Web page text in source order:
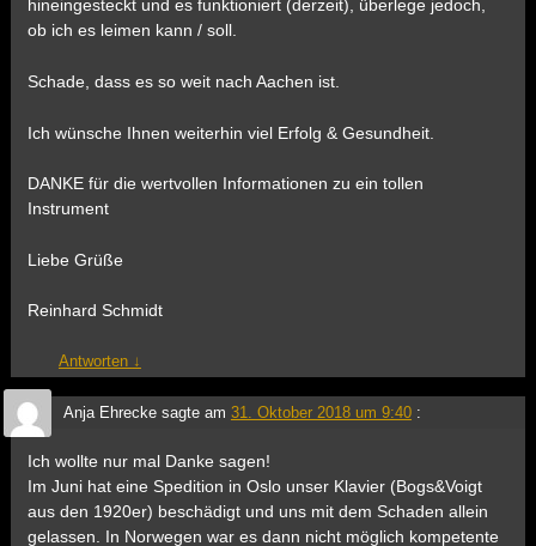
hineingesteckt und es funktioniert (derzeit), überlege jedoch,
ob ich es leimen kann / soll.
Schade, dass es so weit nach Aachen ist.
Ich wünsche Ihnen weiterhin viel Erfolg & Gesundheit.
DANKE für die wertvollen Informationen zu ein tollen
Instrument
Liebe Grüße
Reinhard Schmidt
Antworten ↓
Anja Ehreckesagte am 31. Oktober 2018 um 9:40 :
Ich wollte nur mal Danke sagen!
Im Juni hat eine Spedition in Oslo unser Klavier (Bogs&Voigt
aus den 1920er) beschädigt und uns mit dem Schaden allein
gelassen. In Norwegen war es dann nicht möglich kompetente